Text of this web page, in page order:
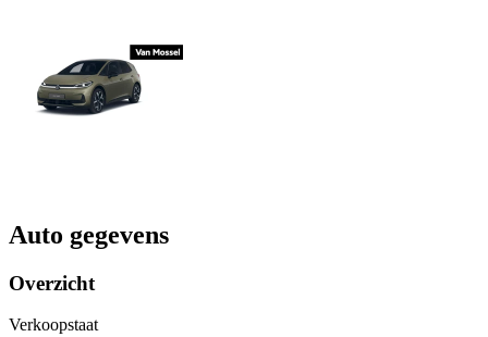
Auto gegevens
Overzicht
Verkoopstaat